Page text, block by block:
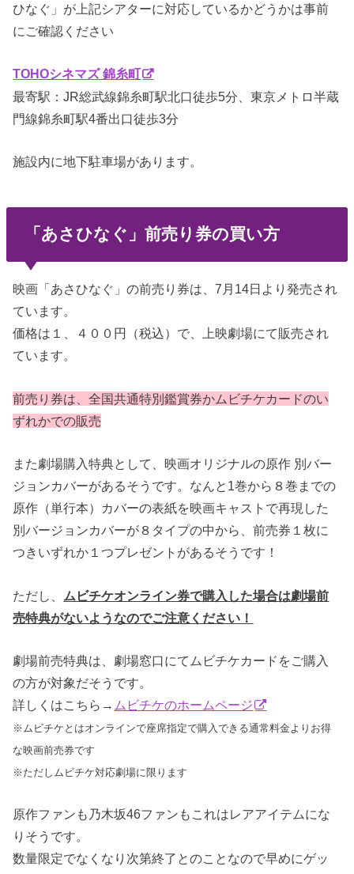
ひなぐ」が上記シアターに対応しているかどうかは事前
にご確認ください
TOHOシネマズ 錦糸町
最寄駅：JR総武線錦糸町駅北口徒歩5分、東京メトロ半蔵
門線錦糸町駅4番出口徒歩3分
施設内に地下駐車場があります。
「あさひなぐ」前売り券の買い方
映画「あさひなぐ」の前売り券は、7月14日より発売され
ています。
価格は１、４００円（税込）で、上映劇場にて販売され
ています。
前売り券は、全国共通特別鑑賞券かムビチケカードのい
ずれかでの販売
また劇場購入特典として、映画オリジナルの原作 別バー
ジョンカバーがあるそうです。なんと1巻から８巻までの
原作（単行本）カバーの表紙を映画キャストで再現した
別バージョンカバーが８タイプの中から、前売券１枚に
つきいずれか１つプレゼントがあるそうです！
ただし、
ムビチケオンライン券で購入した場合は劇場前
売特典がないようなのでご注意ください！
劇場前売特典は、劇場窓口にてムビチケカードをご購入
の方が対象だそうです。
詳しくはこちら→ ムビチケのホームページ
※ムビチケとはオンラインで座席指定で購入できる通常料金よりお得
な映画前売券です
※ただしムビチケ対応劇場に限ります
原作ファンも乃木坂46ファンもこれはレアアイテムにな
りそうです。
数量限定でなくなり次第終了とのことなので早めにゲッ